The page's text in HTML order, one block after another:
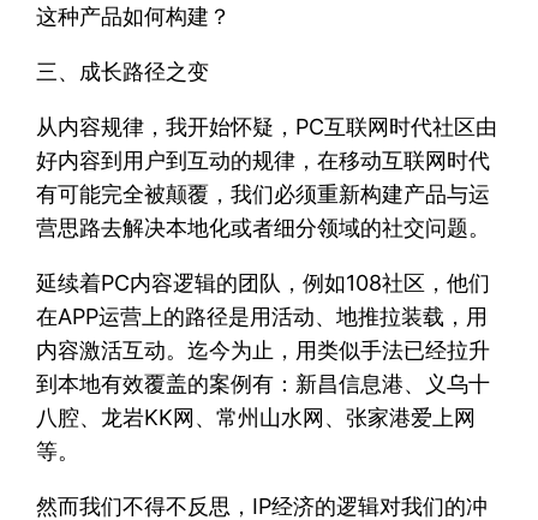
这种产品如何构建？
三、成长路径之变
从内容规律，我开始怀疑，PC互联网时代社区由
好内容到用户到互动的规律，在移动互联网时代
有可能完全被颠覆，我们必须重新构建产品与运
营思路去解决本地化或者细分领域的社交问题。
延续着PC内容逻辑的团队，例如108社区，他们
在APP运营上的路径是用活动、地推拉装载，用
内容激活互动。迄今为止，用类似手法已经拉升
到本地有效覆盖的案例有：新昌信息港、义乌十
八腔、龙岩KK网、常州山水网、张家港爱上网
等。
然而我们不得不反思，IP经济的逻辑对我们的冲